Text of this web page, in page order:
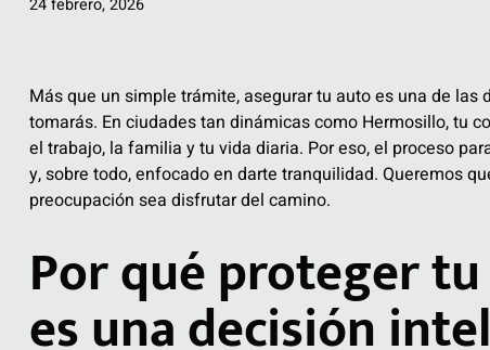
24 febrero, 2026
Más que un simple trámite, asegurar tu auto es una de
tomarás. En ciudades tan dinámicas como Hermosillo, tu
el trabajo, la familia y tu vida diaria. Por eso, el proceso
y, sobre todo, enfocado en darte tranquilidad. Queremos
preocupación sea disfrutar del camino.
Por qué proteger
es una decisión